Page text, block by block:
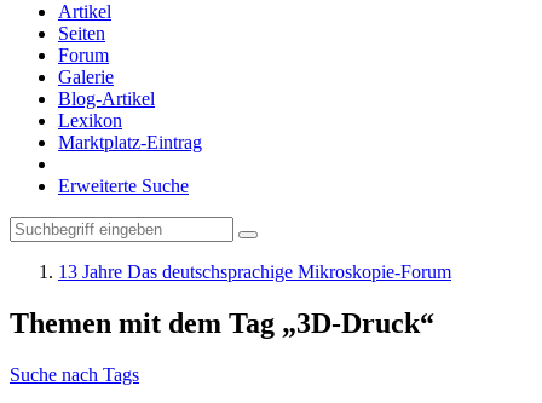
Artikel
Seiten
Forum
Galerie
Blog-Artikel
Lexikon
Marktplatz-Eintrag
Erweiterte Suche
13 Jahre Das deutschsprachige Mikroskopie-Forum
Themen mit dem Tag „3D-Druck“
Suche nach Tags